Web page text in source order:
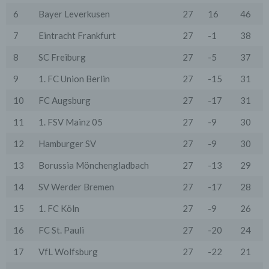
6
Bayer Leverkusen 27 16
46
7
Eintracht Frankfurt 27 -1
38
8
SC Freiburg 27 -5
37
9
1. FC Union Berlin 27 -15
31
10
FC Augsburg 27 -17
31
11
1. FSV Mainz 05 27 -9
30
12
Hamburger SV 27 -9
30
13
Borussia Mönchengladbach 27 -13
29
14
SV Werder Bremen 27 -17
28
15
1. FC Köln 27 -9
26
16
FC St. Pauli 27 -20
24
17
VfL Wolfsburg 27 -22
21
an einen Zahlungsdienstleister) oder für andere
vertraglichen Verpflichtungen gegenüber den Nutzern
oder Email) werden die Angaben des Nutzers zwecks
Anschlussfragen entstehen, gespeichert.
ihren Verwendungszweck erfüllt haben und der
entgegenstehen.
4. Erhebung von Zugriffsdaten
Wir erheben Daten über jeden Zugriff auf den Server,
Serverlogfiles). Zu den Zugriffsdaten gehören Name
des Abrufs, übertragene Datenmenge, Meldung über
Betriebssystem des Nutzers, Referrer URL (die zuvor
Provider.